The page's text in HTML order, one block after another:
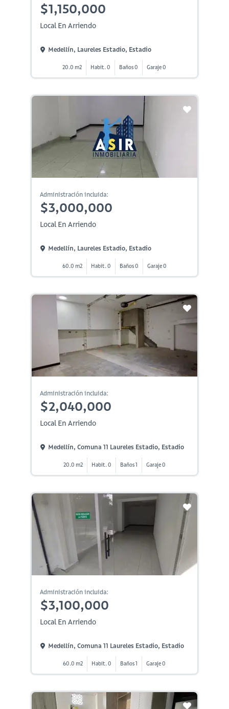
$1,150,000
Local En Arriendo
Medellín, Laureles Estadio, Estadio
20.0 m2 Habit. 0 Baños 0 Garaje 0
Administración incluida:
$3,000,000
Local En Arriendo
Medellín, Laureles Estadio, Estadio
60.0 m2 Habit. 0 Baños 0 Garaje 0
Administración incluida:
$2,040,000
Local En Arriendo
Medellín, Comuna 11 Laureles Estadio, Estadio
20.0 m2 Habit. 0 Baños 1 Garaje 0
Administración incluida:
$3,100,000
Local En Arriendo
Medellín, Comuna 11 Laureles Estadio, Estadio
60.0 m2 Habit. 0 Baños 1 Garaje 0